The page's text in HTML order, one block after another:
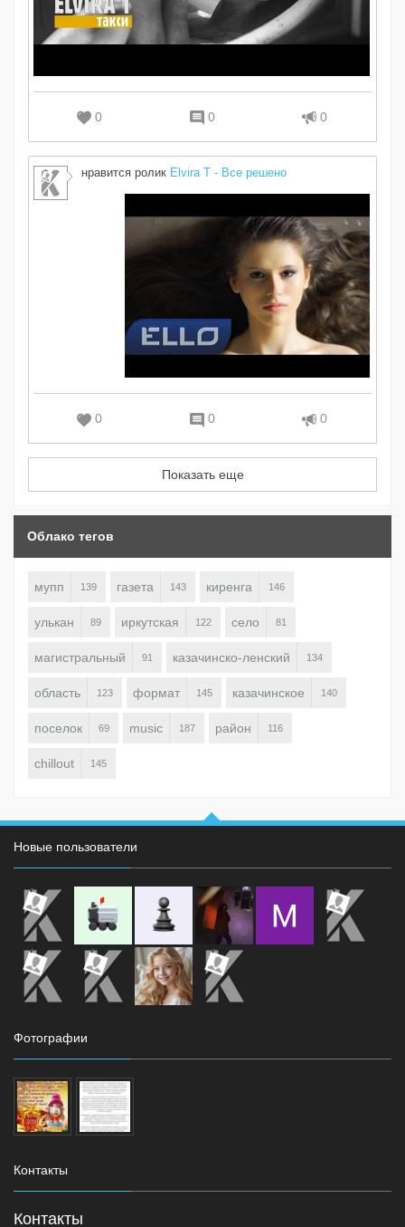
0 0 0
нравится ролик Elvira T - Все решено
0 0 0
Показать еще
Облако тегов
мупп 139 газета 143 киренга 146
улькан 89 иркутская 122 село 81
магистральный 91 казачинско-ленский 134
область 123 формат 145 казачинское 140
поселок 69 music 187 район 116
chillout 145
Новые пользователи
Фотографии
Контакты
Контакты